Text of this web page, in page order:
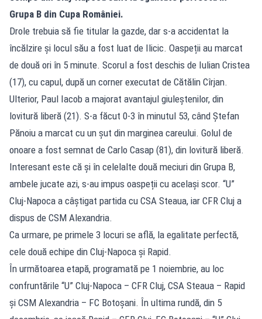
Grupa B din Cupa României.
Drole trebuia să fie titular la gazde, dar s-a accidentat la
încălzire și locul său a fost luat de Ilicic. Oaspeții au marcat
de două ori în 5 minute. Scorul a fost deschis de Iulian Cristea
(17), cu capul, după un corner executat de Cătălin Cîrjan.
Ulterior, Paul Iacob a majorat avantajul giuleştenilor, din
lovitură liberă (21). S-a făcut 0-3 în minutul 53, când Ştefan
Pănoiu a marcat cu un şut din marginea careului. Golul de
onoare a fost semnat de Carlo Casap (81), din lovitură liberă.
Interesant este că și în celelalte două meciuri din Grupa B,
ambele jucate azi, s-au impus oaspeții cu același scor. “U”
Cluj-Napoca a câștigat partida cu CSA Steaua, iar CFR Cluj a
dispus de CSM Alexandria.
Ca urmare, pe primele 3 locuri se află, la egalitate perfectă,
cele două echipe din Cluj-Napoca și Rapid.
În următoarea etapă, programată pe 1 noiembrie, au loc
confruntările “U” Cluj-Napoca – CFR Cluj, CSA Steaua – Rapid
și CSM Alexandria – FC Botoșani. În ultima rundă, din 5